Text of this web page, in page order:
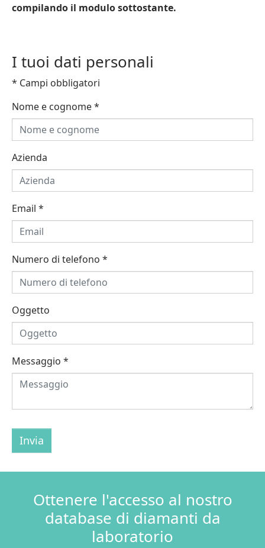
compilando il modulo sottostante.
I tuoi dati personali
* Campi obbligatori
Nome e cognome*
Azienda
Email *
Numero di telefono *
Oggetto
Messaggio *
Invia
Ottenere l'accesso al nostro
database di diamanti da
laboratorio